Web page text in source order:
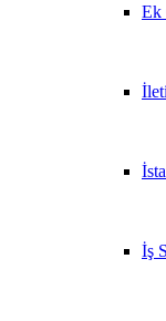
Ek
İş